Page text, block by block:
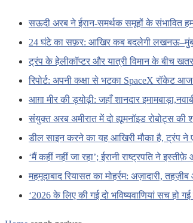
सऊदी अरब ने ईरान-समर्थक समूहों के संभावित
24 घंटे का सफ़र: आखिर कब बदलेगी लखनऊ–मुंबई
ट्रंप के हेलीकॉप्टर और यात्री विमान के बीच
रिपोर्ट: अपनी कक्षा से भटका SpaceX रॉकेट
आग़ा मीर की ड्योढ़ी: जहाँ शानदार
संयुक्त अरब अमीरात में दो ह्यूमनॉइड रोबोट्स की
डील साइन करने का यह आखिरी मौका है, ट्रंप ने
‘मैं कहीं नहीं जा रहा’; ईरानी राष्ट्रपति ने
महमूदाबाद रियासत का मोहर्रम: अज़ादारी,
‘2026 के लिए की गई दो भविष्यवाणियां सच हो